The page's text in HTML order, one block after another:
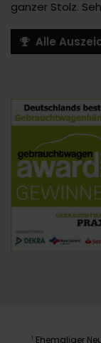
ganzer Stolz.
Alle
1 Ehemaliger